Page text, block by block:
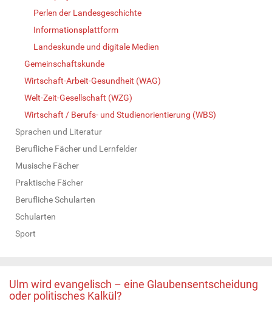
Perlen der Landesgeschichte
Informationsplattform
Landeskunde und digitale Medien
Gemeinschaftskunde
Wirtschaft-Arbeit-Gesundheit (WAG)
Welt-Zeit-Gesellschaft (WZG)
Wirtschaft / Berufs- und Studienorientierung (WBS)
Sprachen und Literatur
Berufliche Fächer und Lernfelder
Musische Fächer
Praktische Fächer
Berufliche Schularten
Schularten
Sport
Ulm wird evangelisch – eine Glaubensentscheidung
oder politisches Kalkül?